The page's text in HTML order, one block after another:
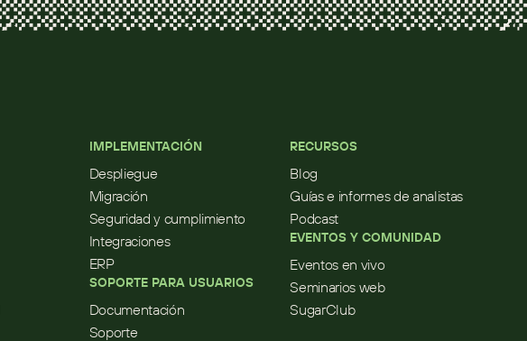
IMPLEMENTACIÓN
Despliegue
Migración
Seguridad y cumplimiento
Integraciones
ERP
SOPORTE PARA USUARIOS
Documentación
Soporte
RECURSOS
Blog
Guías e informes de analistas
Podcast
EVENTOS Y COMUNIDAD
Eventos en vivo
Seminarios web
SugarClub